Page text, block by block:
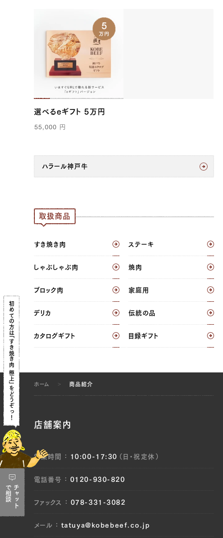
選べるeギフト 5万円
55,000 円
ハラール神戸牛
取扱商品
すき焼き肉 ステーキ
しゃぶしゃぶ肉 焼肉
ブロック肉 家庭用
デリカ 伝統の品
カタログギフト 目録ギフト
ホーム 商品紹介
店舗案内
営業時間 10:00-17:30（日・祝定休）
電話番号 0120-930-820
ファックス 078-331-3082
メール tatuya@kobebeef.co.jp
迷
っ
たら
まずは定番、
すき焼きで！
チャット
で
相談